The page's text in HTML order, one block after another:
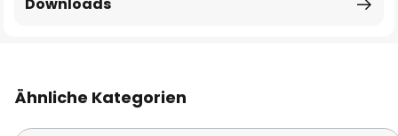
Ähnliche Kategorien